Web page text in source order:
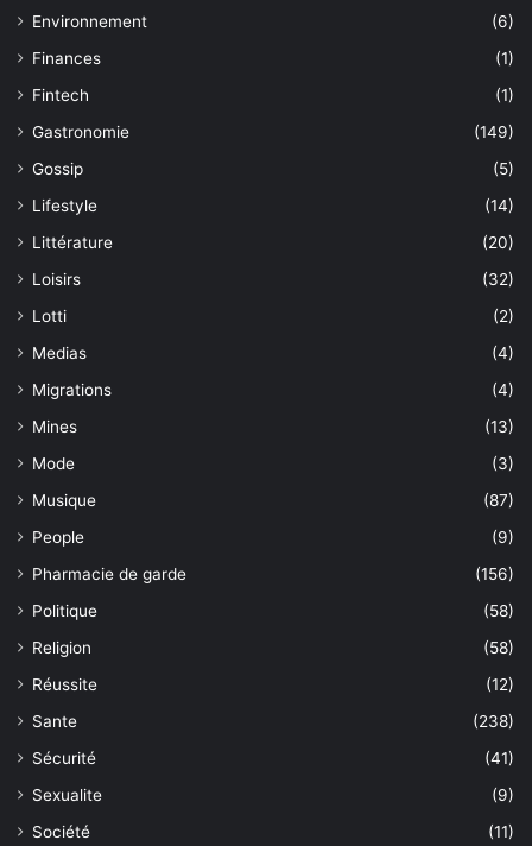
Environnement
(6)
Finances
(1)
Fintech
(1)
Gastronomie
(149)
Gossip
(5)
Lifestyle
(14)
Littérature
(20)
Loisirs
(32)
Lotti
(2)
Medias
(4)
Migrations
(4)
Mines
(13)
Mode
(3)
Musique
(87)
People
(9)
Pharmacie de garde
(156)
Politique
(58)
Religion
(58)
Réussite
(12)
Sante
(238)
Sécurité
(41)
Sexualite
(9)
Société
(11)